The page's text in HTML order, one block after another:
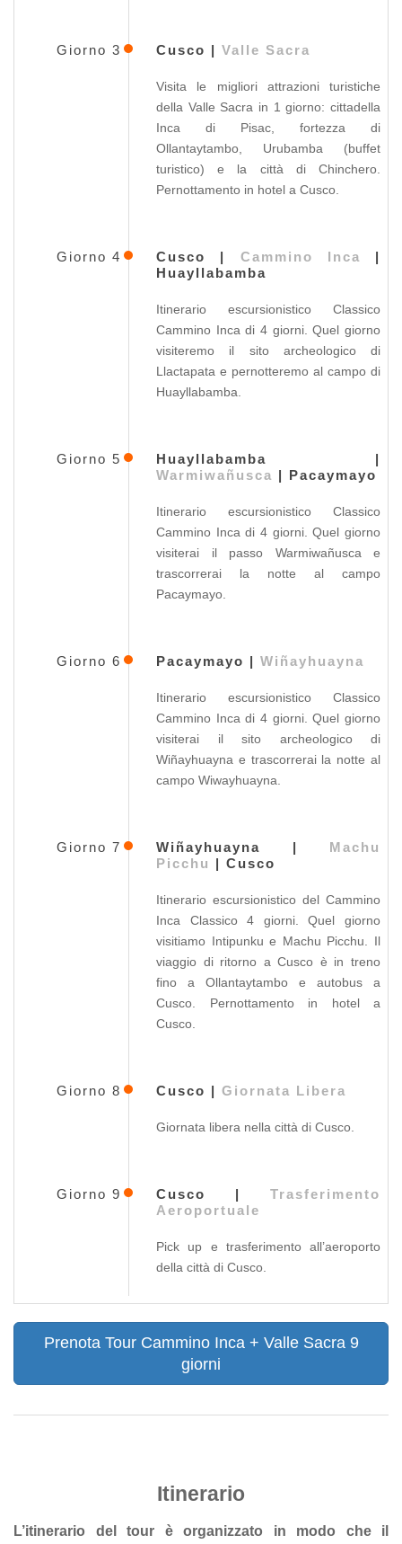
Giorno 3 Cusco | Valle Sacra
Visita le migliori attrazioni turistiche
della Valle Sacra in 1 giorno: cittadella
Inca di Pisac, fortezza di
Ollantaytambo, Urubamba (buffet
turistico) e la città di Chinchero.
Pernottamento in hotel a Cusco.
Giorno 4 Cusco | Cammino Inca
|
Huayllabamba
Itinerario escursionistico Classico
Cammino Inca di 4 giorni. Quel giorno
visiteremo il sito archeologico di
Llactapata e pernotteremo al campo di
Huayllabamba.
Giorno 5
Huayllabamba |
Warmiwañusca | Pacaymayo
Itinerario escursionistico Classico
Cammino Inca di 4 giorni. Quel giorno
visiterai il passo Warmiwañusca e
trascorrerai la notte al campo
Pacaymayo.
Giorno 6 Pacaymayo | Wiñayhuayna
Itinerario escursionistico Classico
Cammino Inca di 4 giorni. Quel giorno
visiterai il sito archeologico di
Wiñayhuayna e trascorrerai la notte al
campo Wiwayhuayna.
Giorno 7 Wiñayhuayna | Machu
Picchu | Cusco
Itinerario escursionistico del Cammino
Inca Classico 4 giorni. Quel giorno
visitiamo Intipunku e Machu Picchu. Il
viaggio di ritorno a Cusco è in treno
fino a Ollantaytambo e autobus a
Cusco. Pernottamento in hotel a
Cusco.
Giorno 8 Cusco | Giornata Libera
Giornata libera nella città di Cusco.
Giorno 9 Cusco | Trasferimento
Aeroportuale
Pick up e trasferimento all’aeroporto
della città di Cusco.
Prenota Tour Cammino Inca + Valle Sacra 9
giorni
Itinerario
L’itinerario del tour è organizzato in modo che il